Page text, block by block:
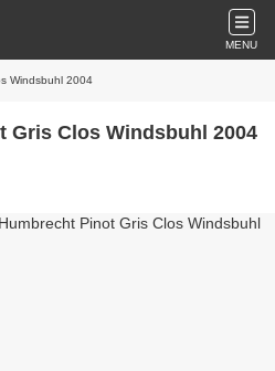
MENU
Windsbuhl 2004
Gris Clos Windsbuhl 2004